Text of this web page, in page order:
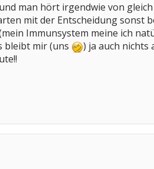
man hört irgendwie von
mit der Entscheidung
Immunsystem meine ich
bleibt mir (uns
) ja auch nichts